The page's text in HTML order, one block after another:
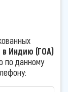
Индию (ГОА)
по данному